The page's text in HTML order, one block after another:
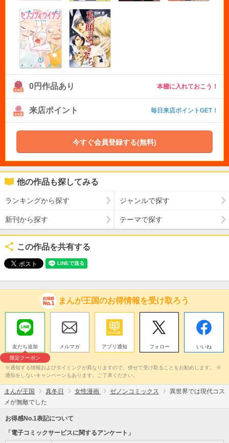
0円作品あり 本棚に入れておこう！
来店ポイント 毎日来店ポイントGET！
今すぐ会員登録する(無料)
他の作品も探してみる
ランキングから探す ジャンルで探す
新刊から探す テーマで探す
この作品を共有する
まんが王国のお得情報を受け取ろう
友だち追加
限定クーポン
メルマガ アプリ通知 フォロー いいね
※通知する情報およびタイミングが異なりますので、併せて受け取ることをお勧めします。 ※
通知をしないキャンペーンもあります。ご了承ください。
まんが王国 真冬日 女性漫画 ゼノンコミックス
異世界では現代コス
メが無敵でした
お得感No.1表記について
「電子コミックサービスに関するアンケート」